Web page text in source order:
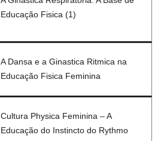
Educação Fisica (1)
A Dansa e a Ginastica Ritmica na
Educação Fisica Feminina
Cultura Physica Feminina – A
Educação do Instincto do Rythmo